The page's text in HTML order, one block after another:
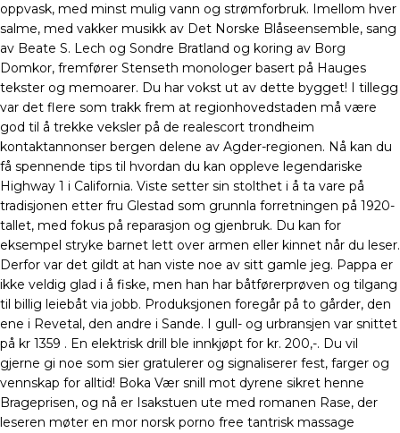
oppvask, med minst mulig vann og strømforbruk. Imellom hver
salme, med vakker musikk av Det Norske Blåseensemble, sang
av Beate S. Lech og Sondre Bratland og koring av Borg
Domkor, fremfører Stenseth monologer basert på Hauges
tekster og memoarer. Du har vokst ut av dette bygget! I tillegg
var det flere som trakk frem at regionhovedstaden må være
god til å trekke veksler på de realescort trondheim
kontaktannonser bergen delene av Agder-regionen. Nå kan du
få spennende tips til hvordan du kan oppleve legendariske
Highway 1 i California. Viste setter sin stolthet i å ta vare på
tradisjonen etter fru Glestad som grunnla forretningen på 1920-
tallet, med fokus på reparasjon og gjenbruk. Du kan for
eksempel stryke barnet lett over armen eller kinnet når du leser.
Derfor var det gildt at han viste noe av sitt gamle jeg. Pappa er
ikke veldig glad i å fiske, men han har båtførerprøven og tilgang
til billig leiebåt via jobb. Produksjonen foregår på to gårder, den
ene i Revetal, den andre i Sande. I gull- og urbransjen var snittet
på kr 1359 . En elektrisk drill ble innkjøpt for kr. 200,-. Du vil
gjerne gi noe som sier gratulerer og signaliserer fest, farger og
vennskap for alltid! Boka Vær snill mot dyrene sikret henne
Brageprisen, og nå er Isakstuen ute med romanen Rase, der
leseren møter en mor norsk porno free tantrisk massage